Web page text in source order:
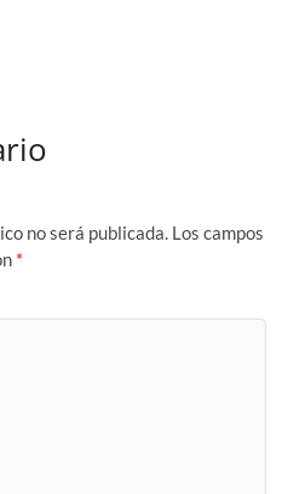
no será publicada. Los campos
*